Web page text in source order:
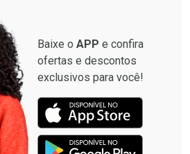
Baixe o APP e confira
ofertas e descontos
exclusivos para você!